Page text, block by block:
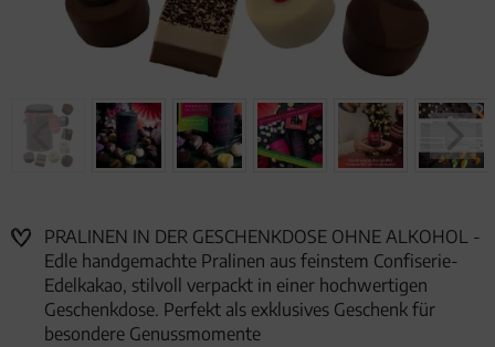
PRALINEN IN DER GESCHENKDOSE OHNE ALKOHOL -
Edle handgemachte Pralinen aus feinstem Confiserie-
Edelkakao, stilvoll verpackt in einer hochwertigen
Geschenkdose. Perfekt als exklusives Geschenk für
besondere Genussmomente